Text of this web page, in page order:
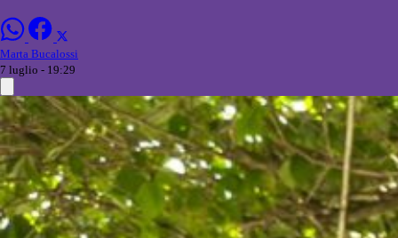
Marta Bucalossi
7 luglio - 19:29